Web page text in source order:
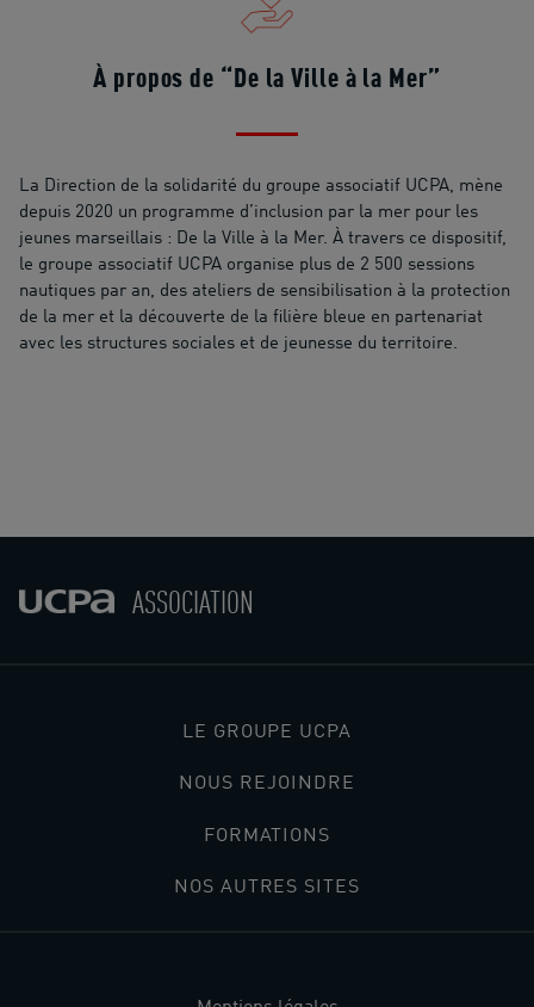
À propos de “De la Ville à la Mer”
La Direction de la solidarité du groupe associatif UCPA, mène
depuis 2020 un programme d’inclusion par la mer pour les
jeunes marseillais : De la Ville à la Mer. À travers ce dispositif,
le groupe associatif UCPA organise plus de 2 500 sessions
nautiques par an, des ateliers de sensibilisation à la protection
de la mer et la découverte de la filière bleue en partenariat
avec les structures sociales et de jeunesse du territoire.
ASSOCIATION
LE GROUPE UCPA
NOUS REJOINDRE
FORMATIONS
NOS AUTRES SITES